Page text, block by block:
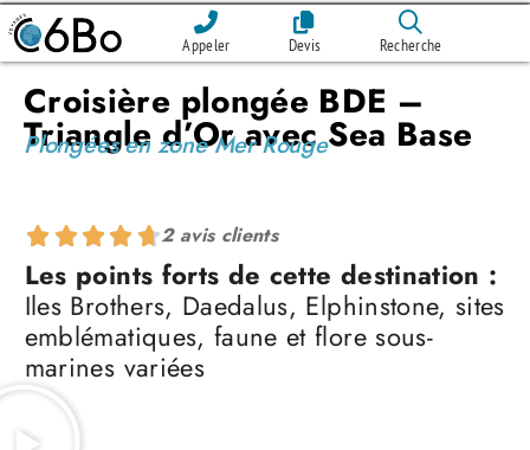
Appeler Devis Recherche
Croisière plongée BDE –
Triangle d’Or avec Sea Base
Plongées en zone Mer Rouge
2 avis clients
Les points forts de cette destination :
Iles Brothers, Daedalus, Elphinstone, sites
emblématiques, faune et flore sous-
marines variées